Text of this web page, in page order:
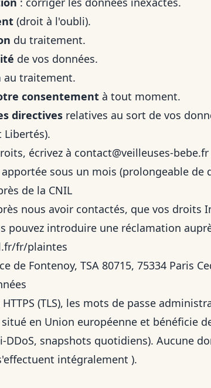
(droit à l'oubli).
du traitement.
de vos données.
au traitement.
consentement à tout moment.
directives relatives au sort de vos
écrivez à contact@veilleuses-bebe.fr
sous un mois (prolongeable de
de la CNIL
nous avoir contactés, que vos droits
pouvez introduire une réclamation
fr/plaintes
de Fontenoy, TSA 80715, 75334 Paris
(TLS), les mots de passe
en Union européenne et bénéficie
DDoS, snapshots quotidiens). Aucune
intégralement ).